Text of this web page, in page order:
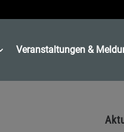
Veranstaltungen &